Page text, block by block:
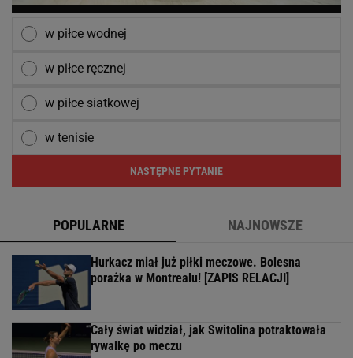
w piłce wodnej
w piłce ręcznej
w piłce siatkowej
w tenisie
NASTĘPNE PYTANIE
POPULARNE NAJNOWSZE
Hurkacz miał już piłki meczowe. Bolesna
porażka w Montrealu! [ZAPIS RELACJI]
Cały świat widział, jak Switolina potraktowała
rywalkę po meczu